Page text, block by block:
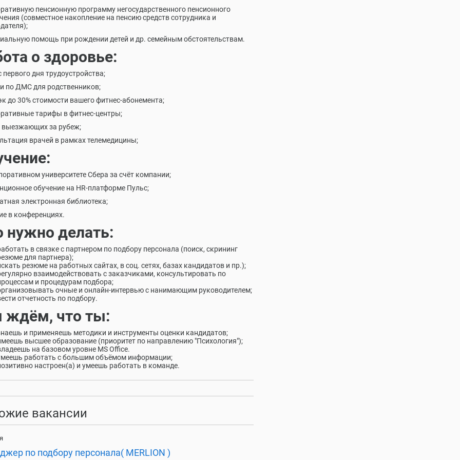
пенсионную программу негосударственного пенсионного
(совместное накопление на пенсию средств сотрудника и
помощь при рождении детей и др. семейным обстоятельствам.
о здоровье:
первого дня трудоустройства;
по ДМС для родственников;
до 30% стоимости вашего фитнес-абонемента;
тарифы в фитнес-центры;
выезжающих за рубеж;
врачей в рамках телемедицины;
университете Сбера за счёт компании;
обучение на HR-платформе Пульс;
электронная библиотека;
в конференциях.
нужно делать:
в связке с партнером по подбору персонала (поиск, скрининг
для партнера);
резюме на работных сайтах, в соц. сетях, базах кандидатов и пр.);
взаимодействовать с заказчиками, консультировать по
и процедурам подбора;
очные и онлайн-интервью с нанимающим руководителем;
отчетность по подбору.
что ты:
и применяешь методики и инструменты оценки кандидатов;
высшее образование (приоритет по направлению "Психология");
на базовом уровне MS Office.
работать с большим объёмом информации;
настроен(а) и умеешь работать в команде.
вакансии
по подбору персонала( MERLION )